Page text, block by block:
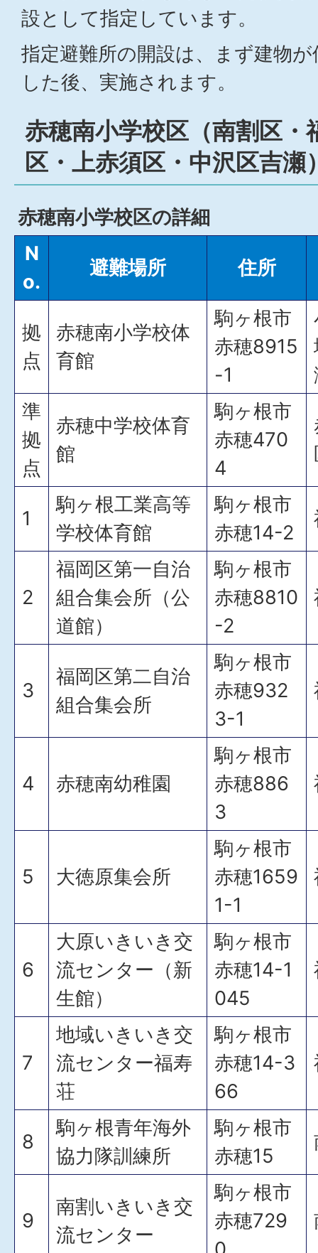
設として指定しています。
指定避難所の開設は、まず建物
した後、実施されます。
赤穂南小学校区（南割区・
区・上赤須区・中沢区吉瀬
赤穂南小学校区の詳細
N
o.
避難場所 住所
拠
点
赤穂南小学校体
育館
駒ヶ根市
赤穂8915
-1
準
拠
点
赤穂中学校体育
館
駒ヶ根市
赤穂470
4
1
駒ヶ根工業高等
学校体育館
駒ヶ根市
赤穂14-2
2
福岡区第一自治
組合集会所（公
道館）
駒ヶ根市
赤穂8810
-2
3
福岡区第二自治
組合集会所
駒ヶ根市
赤穂932
3-1
4 赤穂南幼稚園
駒ヶ根市
赤穂886
3
5 大徳原集会所
駒ヶ根市
赤穂1659
1-1
6
大原いきいき交
流センター（新
生館）
駒ヶ根市
赤穂14-1
045
7
地域いきいき交
流センター福寿
荘
駒ヶ根市
赤穂14-3
66
8
駒ヶ根青年海外
協力隊訓練所
駒ヶ根市
赤穂15
9
南割いきいき交
流センター
駒ヶ根市
赤穂729